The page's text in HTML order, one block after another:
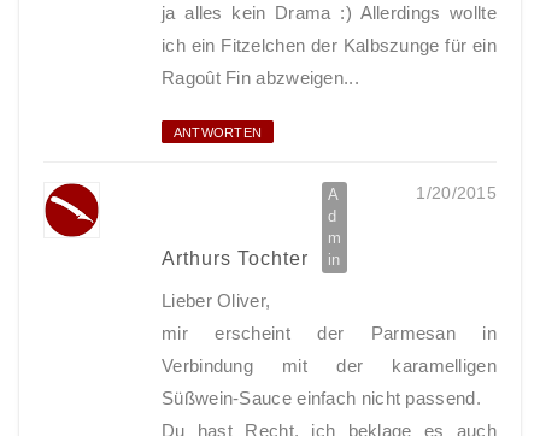
ja alles kein Drama :) Allerdings wollte
ich ein Fitzelchen der Kalbszunge für ein
Ragoût Fin abzweigen...
ANTWORTEN
Arthurs Tochter
1/20/2015
Lieber Oliver,
mir erscheint der Parmesan in
Verbindung mit der karamelligen
Süßwein-Sauce einfach nicht passend.
Du hast Recht, ich beklage es auch